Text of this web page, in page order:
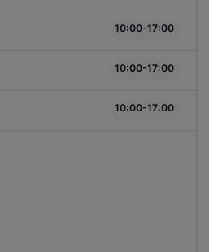
10:00-17:00
10:00-17:00
10:00-17:00